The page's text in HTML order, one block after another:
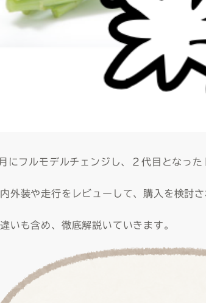
フルモデルチェンジし、２代目となった
外装や走行をレビューして、購入を検討
いも含め、徹底解説いていきます。